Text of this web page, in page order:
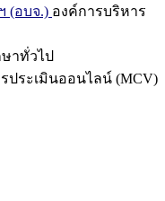
(อบจ.) องค์การบริหาร
าทั่วไป
ประเมินออนไลน์ (MCV)